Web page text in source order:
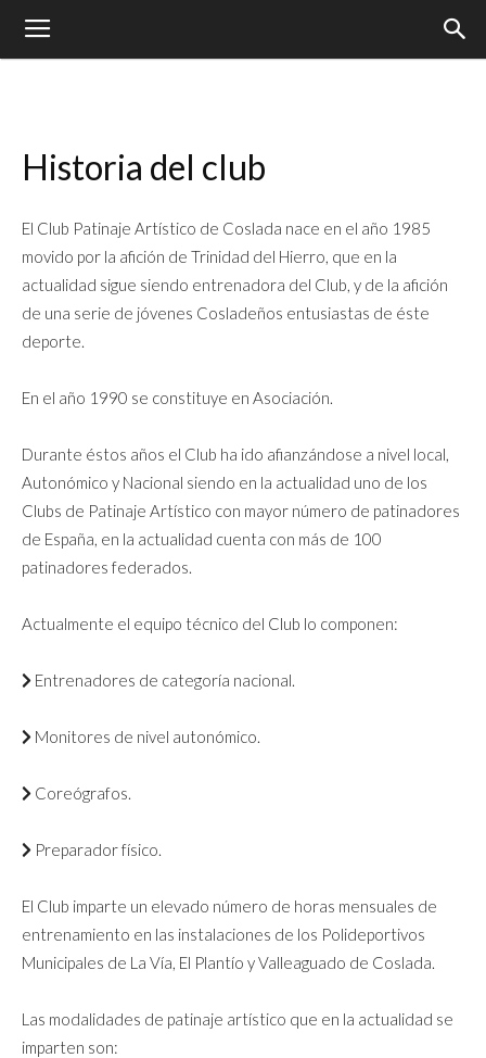
Historia del club
El Club Patinaje Artístico de Coslada nace en el año 1985
movido por la afición de Trinidad del Hierro, que en la
actualidad sigue siendo entrenadora del Club, y de la afición
de una serie de jóvenes Cosladeños entusiastas de éste
deporte.
En el año 1990 se constituye en Asociación.
Durante éstos años el Club ha ido afianzándose a nivel local,
Autonómico y Nacional siendo en la actualidad uno de los
Clubs de Patinaje Artístico con mayor número de patinadores
de España, en la actualidad cuenta con más de 100
patinadores federados.
Actualmente el equipo técnico del Club lo componen:
Entrenadores de categoría nacional.
Monitores de nivel autonómico.
Coreógrafos.
Preparador físico.
El Club imparte un elevado número de horas mensuales de
entrenamiento en las instalaciones de los Polideportivos
Municipales de La Vía, El Plantío y Valleaguado de Coslada.
Las modalidades de patinaje artístico que en la actualidad se
imparten son: